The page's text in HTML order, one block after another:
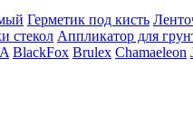
Герметик под кисть
стекол Аппликатор для
BlackFox Brulex Chamaeleon